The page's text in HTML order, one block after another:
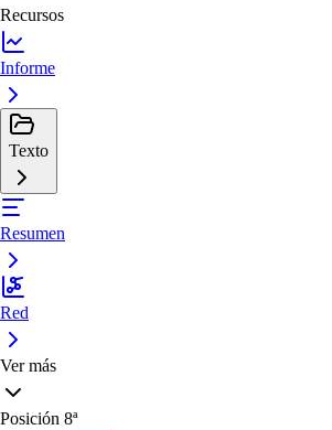
Recursos
Informe
Texto
Resumen
Red
Ver más
Posición 8ª